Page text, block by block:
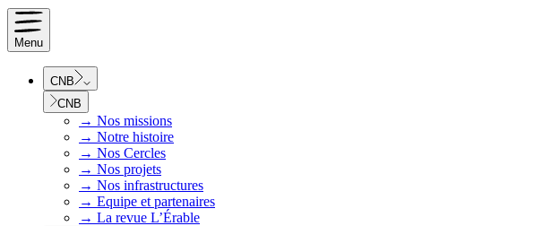
Menu
CNB
CNB
→ Nos missions
→ Notre histoire
→ Nos Cercles
→ Nos projets
→ Nos infrastructures
→ Equipe et partenaires
→ La revue L’Érable